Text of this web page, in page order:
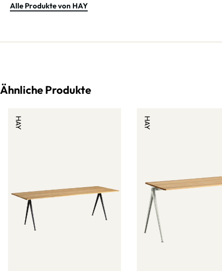
Alle Produkte von HAY
Ähnliche Produkte
HAY HAY